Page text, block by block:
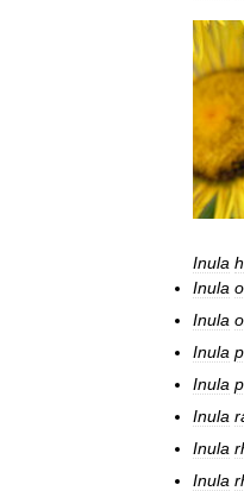
Inula
Inula
Inula
Inula
Inula
Inula
Inula
Inula